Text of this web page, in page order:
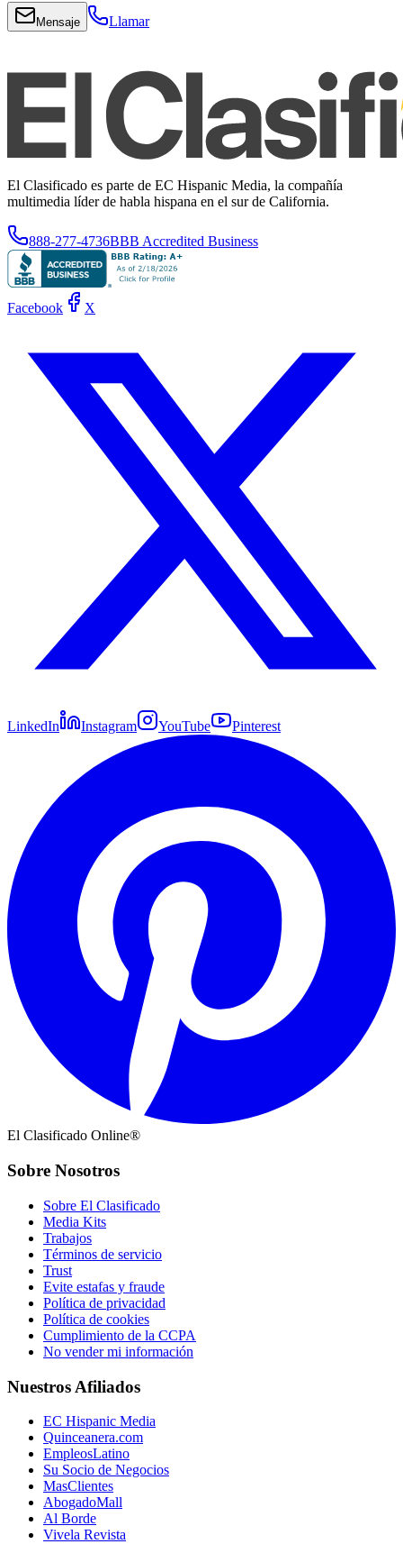
Mensaje Llamar
El Clasificado es parte de EC Hispanic Media, la compañía
multimedia líder de habla hispana en el sur de California.
888-277-4736BBB Accredited Business
Facebook X
LinkedIn Instagram YouTube Pinterest
El Clasificado Online®
Sobre Nosotros
Sobre El Clasificado
Media Kits
Trabajos
Términos de servicio
Trust
Evite estafas y fraude
Política de privacidad
Política de cookies
Cumplimiento de la CCPA
No vender mi información
Nuestros Afiliados
EC Hispanic Media
Quinceanera.com
EmpleosLatino
Su Socio de Negocios
MasClientes
AbogadoMall
Al Borde
Vivela Revista